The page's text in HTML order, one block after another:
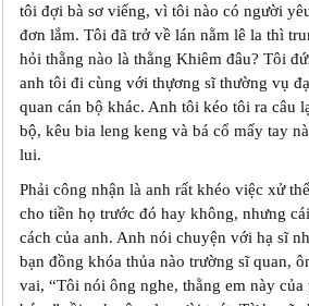
tôi đợi bà sơ viếng, vì tôi nào có người
đơn lắm. Tôi đã trở về lán nằm lê la thì
hỏi thằng nào là thằng Khiêm đâu? Tôi
anh tôi đi cùng với thựơng sĩ thường vụ
quan cán bộ khác. Anh tôi kéo tôi ra câu
bộ, kêu bia leng keng và bá cổ mấy tay
lui.
Phải công nhận là anh rất khéo việc xử
cho tiền họ trước đó hay không, nhưng
cách của anh. Anh nói chuyện với hạ sĩ
bạn đồng khóa thủa nào trường sĩ quan,
vai, “Tôi nói ông nghe, thằng em này